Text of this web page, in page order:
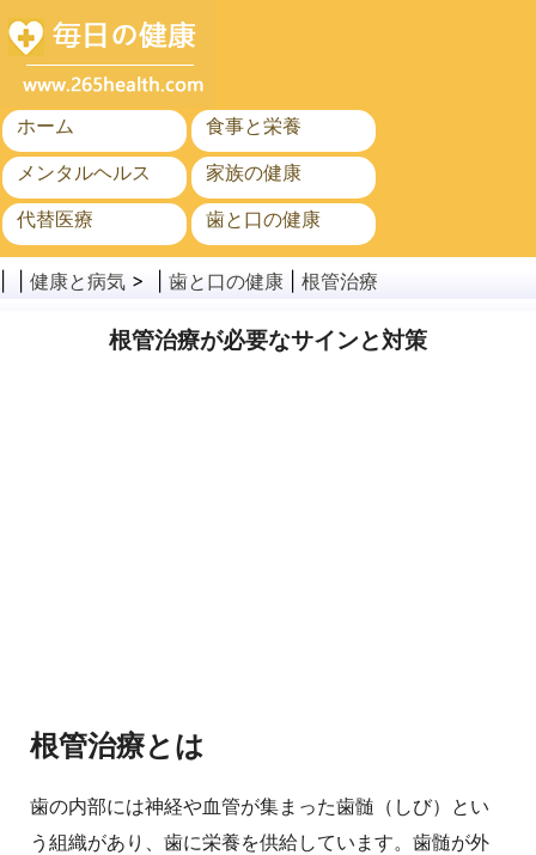
ホーム
食事と栄養
メンタルヘルス
家族の健康
代替医療
歯と口の健康
がん
公衆衛生
健康と病気 > | 歯と口の健康 根管治療
根管治療が必要なサインと対策
根管治療とは
歯の内部には神経や血管が集まった歯髄（しび）とい
う組織があり、歯に栄養を供給しています。歯髄が外